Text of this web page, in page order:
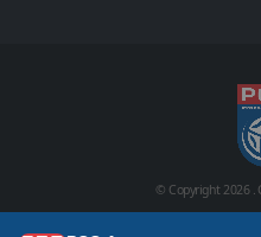
© Copyright2026 .